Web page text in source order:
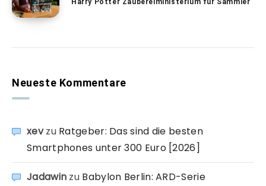
Harry Potter Zaubereiministerium für Sammler
Neueste Kommentare
xevzu Ratgeber: Das sind die besten
Smartphones unter 300 Euro [2026]
Jadawin zu Babylon Berlin: ARD-Serie